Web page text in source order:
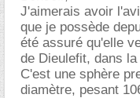
J'aimerais avoir
que je possède
été assuré qu'elle
de Dieulefit, dans la
C'est une sphère
diamètre, pesant